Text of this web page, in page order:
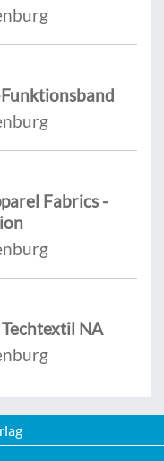
Fabrics -
NA